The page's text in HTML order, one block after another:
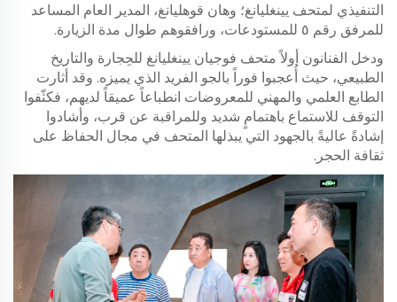
التنفيذي لمتحف يينغليانغ؛ وهان قوهليانغ، المدير العام المساعد
للمرفق رقم ٥ للمستودعات، ورافقوهم طوال مدة الزيارة.
ودخل الفنانون أولاً متحف فوجيان يينغليانغ للحِجارة والتاريخ
الطبيعي، حيث أُعجبوا فوراً بالجو الفريد الذي يميزه. وقد أثارت
الطابع العلمي والمهني للمعروضات انطباعاً عميقاً لديهم، فكثّفوا
التوقف للاستماع باهتمامٍ شديد وللمراقبة عن قرب، وأشادوا
إشادةً عاليةً بالجهود التي يبذلها المتحف في مجال الحفاظ على
ثقافة الحجر.